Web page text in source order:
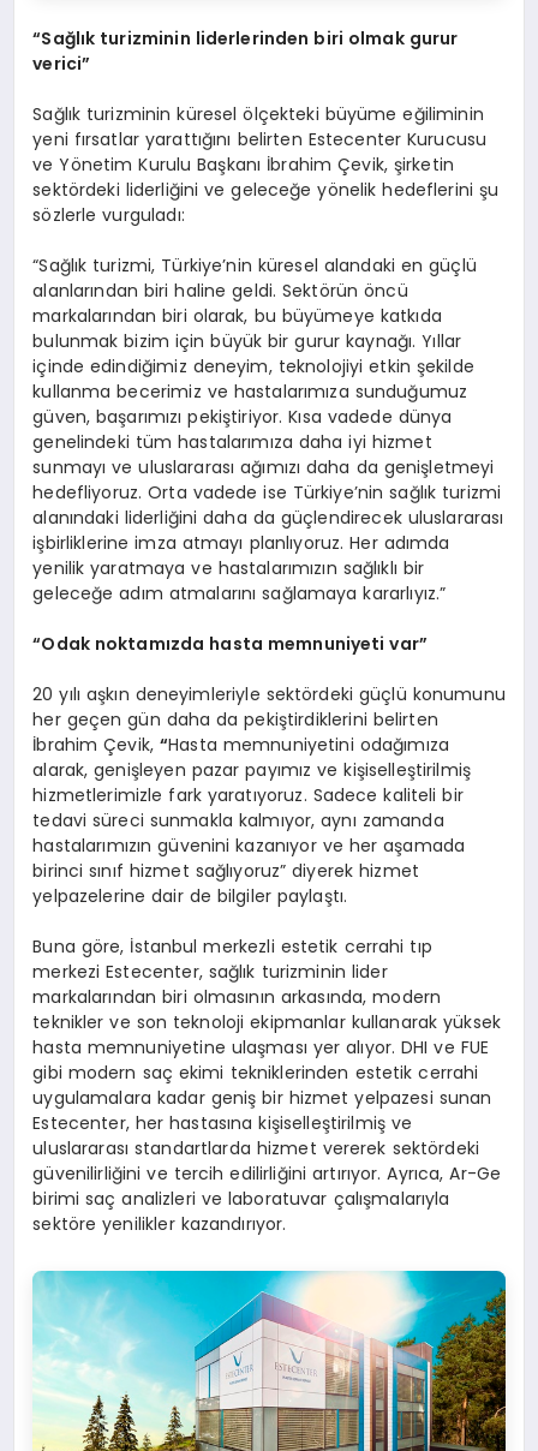
“Sağlık turizminin liderlerinden biri olmak gurur
verici”
Sağlık turizminin küresel ölçekteki büyüme eğiliminin
yeni fırsatlar yarattığını belirten Estecenter Kurucusu
ve Yönetim Kurulu Başkanı İbrahim Çevik, şirketin
sektördeki liderliğini ve geleceğe yönelik hedeflerini şu
sözlerle vurguladı:
“Sağlık turizmi, Türkiye’nin küresel alandaki en güçlü
alanlarından biri haline geldi. Sektörün öncü
markalarından biri olarak, bu büyümeye katkıda
bulunmak bizim için büyük bir gurur kaynağı. Yıllar
içinde edindiğimiz deneyim, teknolojiyi etkin şekilde
kullanma becerimiz ve hastalarımıza sunduğumuz
güven, başarımızı pekiştiriyor. Kısa vadede dünya
genelindeki tüm hastalarımıza daha iyi hizmet
sunmayı ve uluslararası ağımızı daha da genişletmeyi
hedefliyoruz. Orta vadede ise Türkiye’nin sağlık turizmi
alanındaki liderliğini daha da güçlendirecek uluslararası
işbirliklerine imza atmayı planlıyoruz. Her adımda
yenilik yaratmaya ve hastalarımızın sağlıklı bir
geleceğe adım atmalarını sağlamaya kararlıyız.”
“Odak noktamızda hasta memnuniyeti var”
20 yılı aşkın deneyimleriyle sektördeki güçlü konumunu
her geçen gün daha da pekiştirdiklerini belirten
İbrahim Çevik, “Hasta memnuniyetini odağımıza
alarak, genişleyen pazar payımız ve kişiselleştirilmiş
hizmetlerimizle fark yaratıyoruz. Sadece kaliteli bir
tedavi süreci sunmakla kalmıyor, aynı zamanda
hastalarımızın güvenini kazanıyor ve her aşamada
birinci sınıf hizmet sağlıyoruz” diyerek hizmet
yelpazelerine dair de bilgiler paylaştı.
Buna göre, İstanbul merkezli estetik cerrahi tıp
merkezi Estecenter, sağlık turizminin lider
markalarından biri olmasının arkasında, modern
teknikler ve son teknoloji ekipmanlar kullanarak yüksek
hasta memnuniyetine ulaşması yer alıyor. DHI ve FUE
gibi modern saç ekimi tekniklerinden estetik cerrahi
uygulamalara kadar geniş bir hizmet yelpazesi sunan
Estecenter, her hastasına kişiselleştirilmiş ve
uluslararası standartlarda hizmet vererek sektördeki
güvenilirliğini ve tercih edilirliğini artırıyor. Ayrıca, Ar-Ge
birimi saç analizleri ve laboratuvar çalışmalarıyla
sektöre yenilikler kazandırıyor.